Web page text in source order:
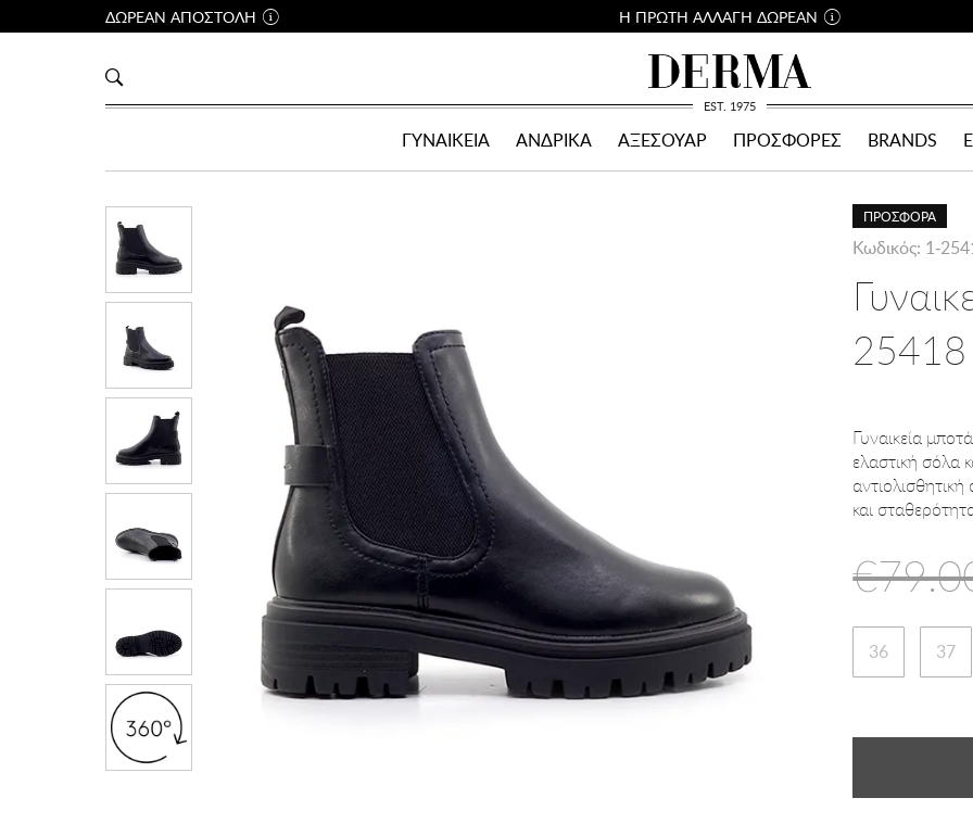
ΔΩΡΕΑΝ ΑΠΟΣΤΟΛΗ Η ΠΡΩΤΗ ΑΛΛΑΓΗ ΔΩΡΕΑΝ
EST. 1975
ΓΥΝΑΙΚΕΙΑ ΑΝΔΡΙΚΑ ΑΞΕΣΟΥΑΡ ΠΡΟΣΦΟΡΕΣ BRANDS
ΠΡΟΣΦΟΡΑ
Κωδικός: 1-
Γυναικεία
ελαστική σόλα
και
36 37